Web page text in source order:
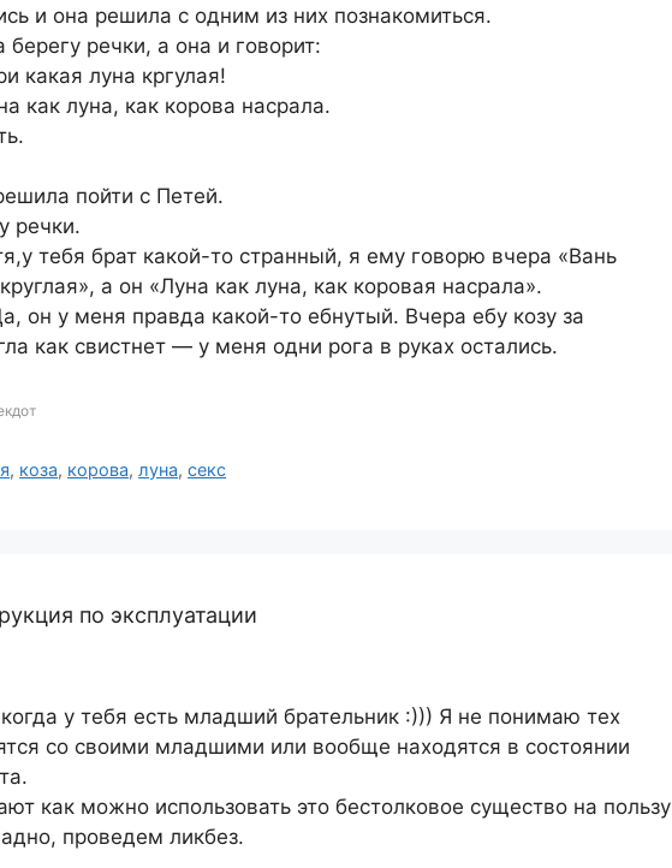
и она решила с одним из них познакомиться.
речки, а она и говорит:
какая луна кргулая!
как луна, как корова насрала.
пойти с Петей.
речки.
тебя брат какой-то странный, я ему говорю вчера «Вань
а он «Луна как луна, как коровая насрала».
он у меня правда какой-то ебнутый. Вчера ебу козу за
как свистнет — у меня одни рога в руках остались.
, коза, корова, луна,секс
по эксплуатации
у тебя есть младший брательник :))) Я не понимаю тех
со своими младшими или вообще находятся в состоянии
как можно использовать это бестолковое существо на пользу
проведем ликбез.